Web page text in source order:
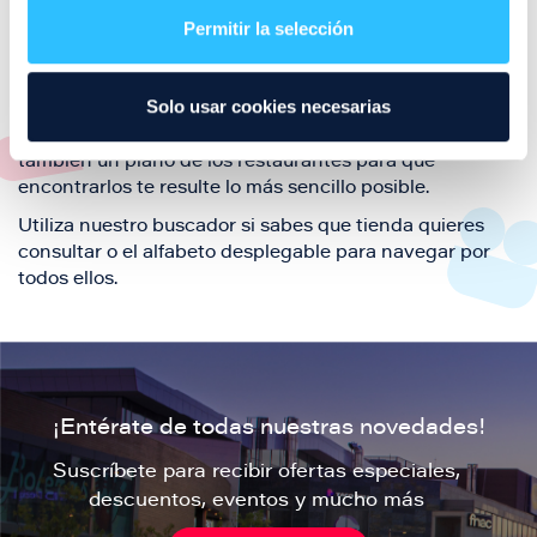
Permitir la selección
Solo usar cookies necesarias
también de nuestra oferta de ocio y shopping durante
podrás encontrar toda la información necesaria de
cada una de nuestras marcas. Sus datos de contacto y
también un plano de los restaurantes para que
encontrarlos te resulte lo más sencillo posible.
Utiliza nuestro buscador si sabes que tienda quieres
consultar o el alfabeto desplegable para navegar por
todos ellos.
¡Entérate de todas nuestras novedades!
Suscríbete para recibir ofertas especiales,
descuentos, eventos y mucho más